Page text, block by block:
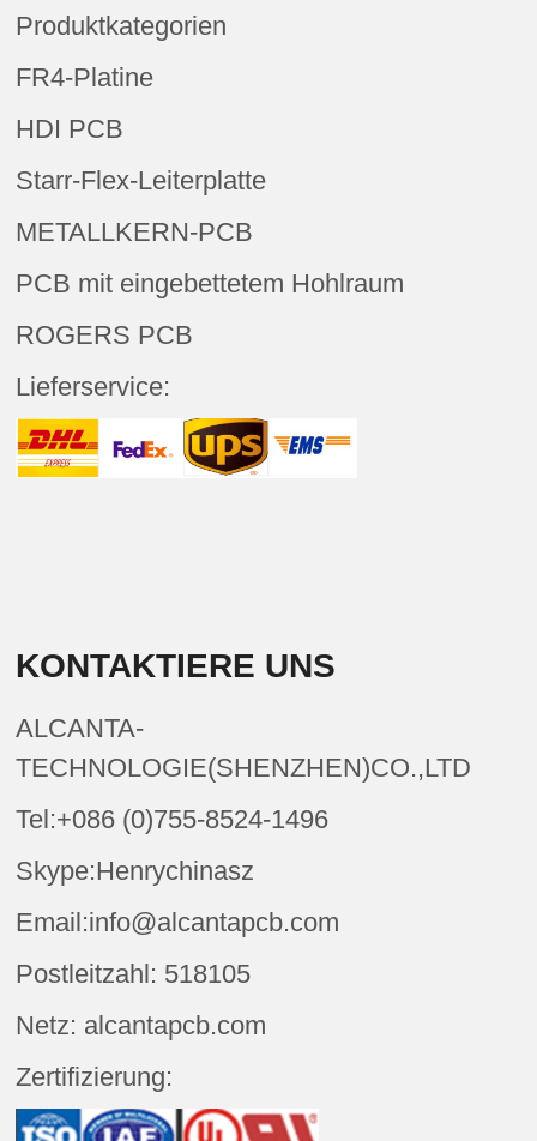
Produktkategorien
FR4-Platine
HDI PCB
Starr-Flex-Leiterplatte
METALLKERN-PCB
PCB mit eingebettetem Hohlraum
ROGERS PCB
Lieferservice:
KONTAKTIERE UNS
ALCANTA-
TECHNOLOGIE(SHENZHEN)CO.,LTD
Tel:+086 (0)755-8524-1496
Skype:Henrychinasz
Email:info@alcantapcb.com
Postleitzahl: 518105
Netz: alcantapcb.com
Zertifizierung: